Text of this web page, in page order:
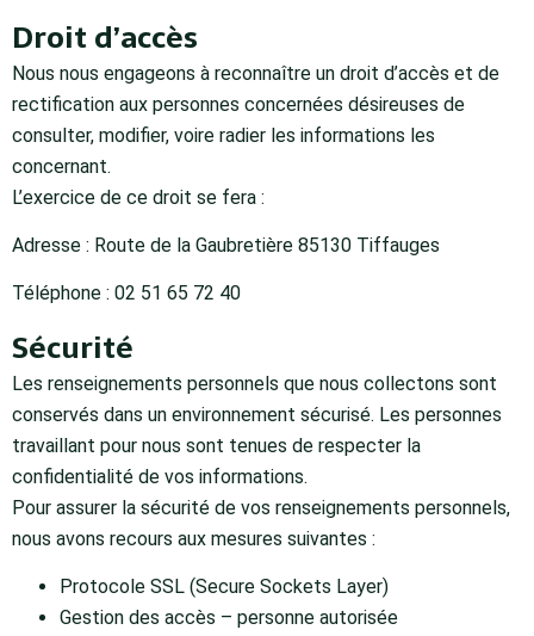
Droit d’accès
Nous nous engageons à reconnaître un droit d’accès et de
rectification aux personnes concernées désireuses de
consulter, modifier, voire radier les informations les
concernant.
L’exercice de ce droit se fera :
Adresse : Route de la Gaubretière 85130 Tiffauges
Téléphone : 02 51 65 72 40
Sécurité
Les renseignements personnels que nous collectons sont
conservés dans un environnement sécurisé. Les personnes
travaillant pour nous sont tenues de respecter la
confidentialité de vos informations.
Pour assurer la sécurité de vos renseignements personnels,
nous avons recours aux mesures suivantes :
Protocole SSL (Secure Sockets Layer)
Gestion des accès – personne autorisée